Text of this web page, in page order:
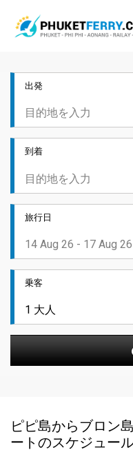
出発
到着
旅行日
乗客
ピピ島からブロン
ートのスケジュー